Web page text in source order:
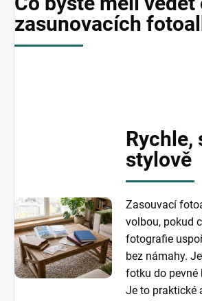
zasunovacích
Rychle,
stylově
Zasouvací
volbou, pokud
fotografie
bez námahy.
fotku do pevné
Je to praktické